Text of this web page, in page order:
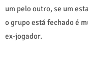
um pelo outro, se um
o grupo está fechado é
ex-jogador.